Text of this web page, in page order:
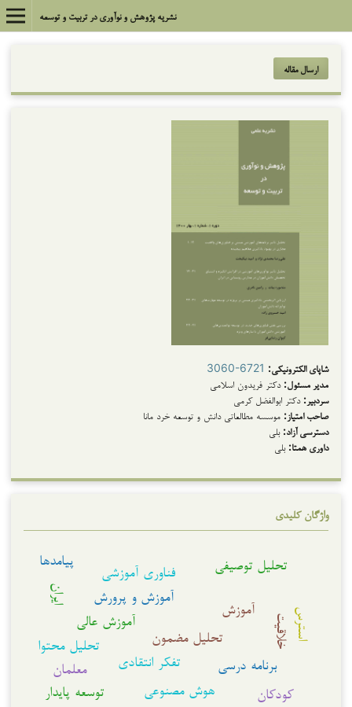
نشریه پژوهش و نوآوری در تربیت و توسعه
ارسال مقاله
شاپای الکترونیکی: 3060-6721
مدیر مسئول: دکتر فریدون اسلامی
سردبیر: دکتر ابوالفضل کرمی
صاحب امتیاز: موسسه مطالعاتی دانش و توسعه خرد مانا
دسترسی آزاد: بلی
داوری همتا: بلی
واژگان کلیدی
تحلیل مضمون
تفکر انتقادی
آموزش
آموزش عالی
برنامه درسی
هوش مصنوعی
آموزش و پرورش
فناوری آموزشی تحلیل توصیفی
تحلیل محتوا
توسعه پایدار
خلاقیت
معلمان
ایران
پیامدها
کودکان
استرس